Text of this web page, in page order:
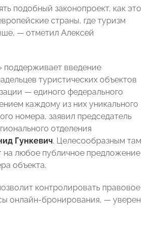
подобный законопроект, как это
страны, где туризм
, — отметил Алексей
поддерживает введение
туристических объектов
— единого федерального
каждому из них уникального
номера, заявил председатель
отделения
Гункевич. Целесообразным там
на любое публичное предложение
объекта.
контролировать правовое
онлайн-бронирования, — уверен